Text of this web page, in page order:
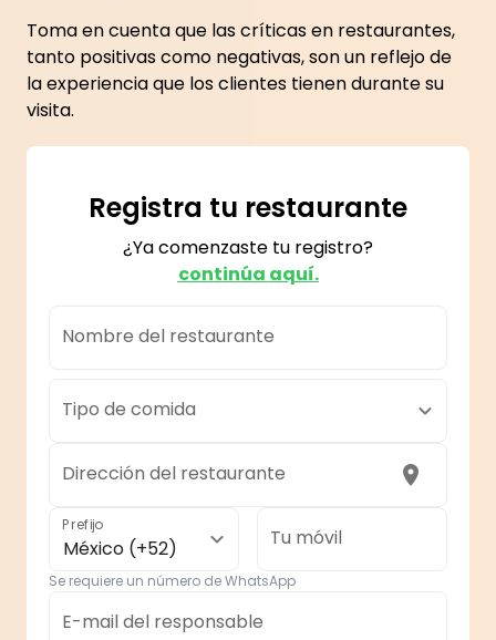
Toma en cuenta que las críticas en restaurantes,
tanto positivas como negativas, son un reflejo de
la experiencia que los clientes tienen durante su
visita.
Registra tu restaurante
¿Ya comenzaste tu registro?
continúa aquí.
Nombre del restaurante
Tipo de comida
Dirección del restaurante
Prefijo
México (+52) Tu móvil
Se requiere un número de WhatsApp
E-mail del responsable